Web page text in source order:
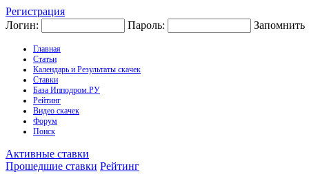
Регистрация
Логин:
Пароль: Запомнить
Главная
Статьи
Календарь и Результаты скачек
Ставки
База Ипподром.РУ
Рейтинг
Видео скачек
Форум
Поиск
Активные ставки
Прошедшие ставки Рейтинг